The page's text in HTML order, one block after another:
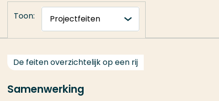
Toon:
De feiten overzichtelijk op een rij
Samenwerking